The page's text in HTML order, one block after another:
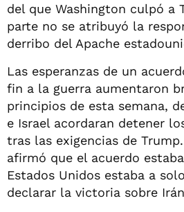
del que Washington culpó a
parte no se atribuyó la
derribo del Apache
Las esperanzas de un
fin a la guerra aumentaron
principios de esta semana,
e Israel acordaran detener
tras las exigencias de
afirmó que el acuerdo
Estados Unidos estaba a
declarar la victoria sobre